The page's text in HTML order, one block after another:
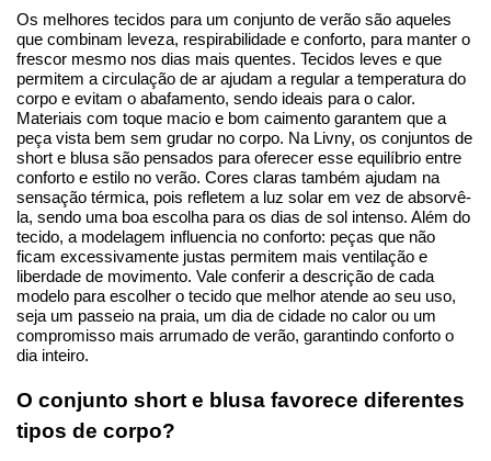
Os melhores tecidos para um conjunto de verão são aqueles
que combinam leveza, respirabilidade e conforto, para manter o
frescor mesmo nos dias mais quentes. Tecidos leves e que
permitem a circulação de ar ajudam a regular a temperatura do
corpo e evitam o abafamento, sendo ideais para o calor.
Materiais com toque macio e bom caimento garantem que a
peça vista bem sem grudar no corpo. Na Livny, os conjuntos de
short e blusa são pensados para oferecer esse equilíbrio entre
conforto e estilo no verão. Cores claras também ajudam na
sensação térmica, pois refletem a luz solar em vez de absorvê-
la, sendo uma boa escolha para os dias de sol intenso. Além do
tecido, a modelagem influencia no conforto: peças que não
ficam excessivamente justas permitem mais ventilação e
liberdade de movimento. Vale conferir a descrição de cada
modelo para escolher o tecido que melhor atende ao seu uso,
seja um passeio na praia, um dia de cidade no calor ou um
compromisso mais arrumado de verão, garantindo conforto o
dia inteiro.
O conjunto short e blusa favorece diferentes
tipos de corpo?